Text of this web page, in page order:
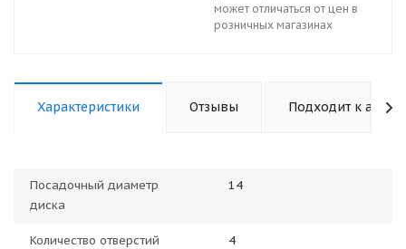
может отличаться от цен в
розничных магазинах
Характеристики Отзывы Подходит к авто
Посадочный диаметр
диска
14
Количество отверстий 4